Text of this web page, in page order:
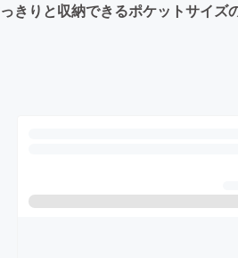
りと収納できるポケットサイズ